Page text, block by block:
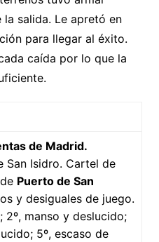
salida. Le apretó en
para llegar al éxito.
caída por lo que la
de Madrid.
San Isidro. Cartel de
Puerto de San
y desiguales de juego.
2º, manso y deslucido;
5º, escaso de